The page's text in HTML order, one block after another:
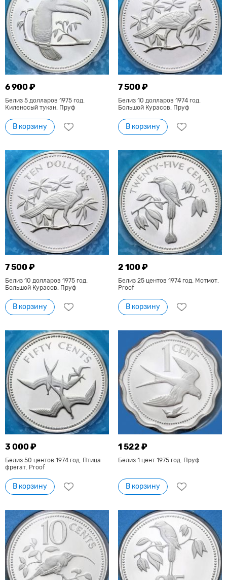
6 900 ₽
Белиз 5 долларов 1975 год.
Киленосый тукан. Пруф
В корзину
7 500 ₽
Белиз 10 долларов 1974 год.
Большой Курасов. Пруф
В корзину
7 500 ₽
Белиз 10 долларов 1975 год.
Большой Курасов. Пруф
В корзину
2 100 ₽
Белиз 25 центов 1974 год. Мотмот.
Proof
В корзину
3 000 ₽
Белиз 50 центов 1974 год. Птица
фрегат. Proof
В корзину
1 522 ₽
Белиз 1 цент 1975 год. Пруф
В корзину